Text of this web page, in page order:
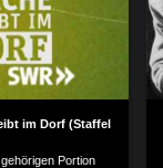
im Dorf (Staffel
Portion